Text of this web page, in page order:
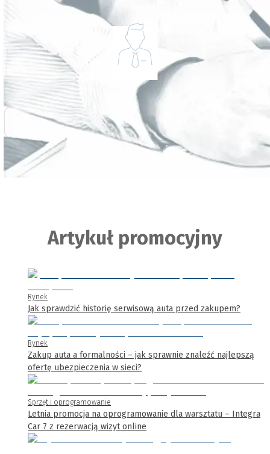
Artykuł promocyjny
Rynek
Jak sprawdzić historię serwisową auta przed zakupem?
Rynek
Zakup auta a formalności – jak sprawnie znaleźć najlepszą
ofertę ubezpieczenia w sieci?
Sprzęt i oprogramowanie
Letnia promocja na oprogramowanie dla warsztatu – Integra
Car 7 z rezerwacją wizyt online